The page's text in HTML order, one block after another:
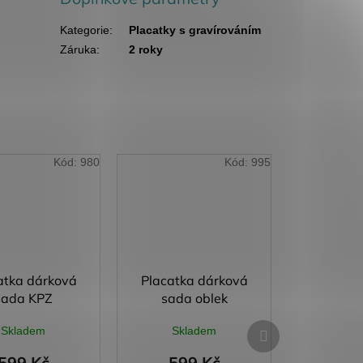
dárková
KPZ
Skladem
Kód: 980
Placatka dárková
sada oblek
Skladem
Kód: 995
Další
produkt
Kategorie:
Placatky s gravírováním
Záruka: 2 roky